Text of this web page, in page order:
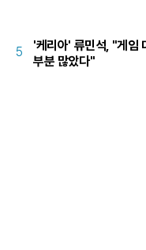
5
'케리아' 류민석, "게임
부분 많았다"